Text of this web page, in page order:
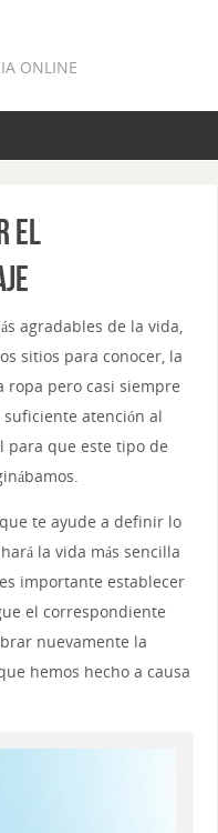
ONLINE
el
agradables de la vida,
sitios para conocer, la
ropa pero casi siempre
atención al
para que este tipo de
te ayude a definir lo
la vida más sencilla
importante establecer
el correspondiente
nuevamente la
hemos hecho a causa